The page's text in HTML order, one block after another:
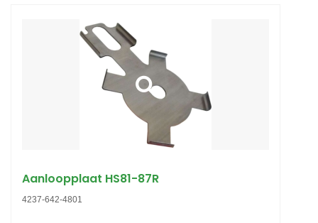
Aanloopplaat HS81-87R
4237-642-4801